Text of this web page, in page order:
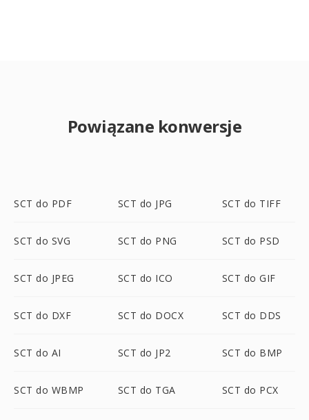
Powiązane konwersje
SCT do PDF SCT do JPG SCT do TIFF
SCT do SVG SCT do PNG SCT do PSD
SCT do JPEG SCT do ICO SCT do GIF
SCT do DXF SCT do DOCX SCT do DDS
SCT do AI SCT do JP2 SCT do BMP
SCT do WBMP SCT do TGA SCT do PCX